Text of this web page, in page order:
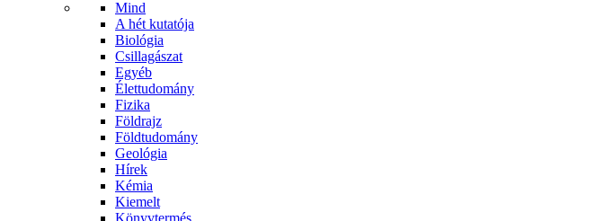
Mind
A hét kutatója
Biológia
Csillagászat
Egyéb
Élettudomány
Fizika
Földrajz
Földtudomány
Geológia
Hírek
Kémia
Kiemelt
Könyvtermés